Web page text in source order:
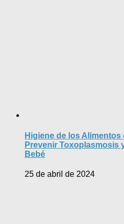
Higiene de los
Prevenir Toxoplasmosis
Bebé
25 de abril de 2024